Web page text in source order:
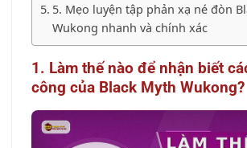
5. Mẹo luyện tập phản xạ né đòn
Wukong nhanh và chính xác
1. Làm thế nào để nhận biết
công của Black Myth Wukong?